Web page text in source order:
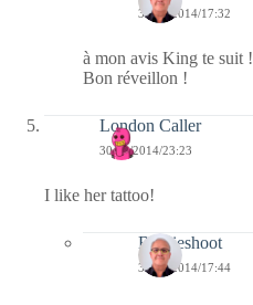
31/12/2014/17:32
à mon avis King te suit !
Bon réveillon !
London Caller
30/12/2014/23:23
I like her tattoo!
Bernieshoot
31/12/2014/17:44